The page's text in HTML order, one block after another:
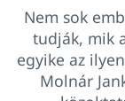
Nem sok
tudják, mik
egyike az
Molnár